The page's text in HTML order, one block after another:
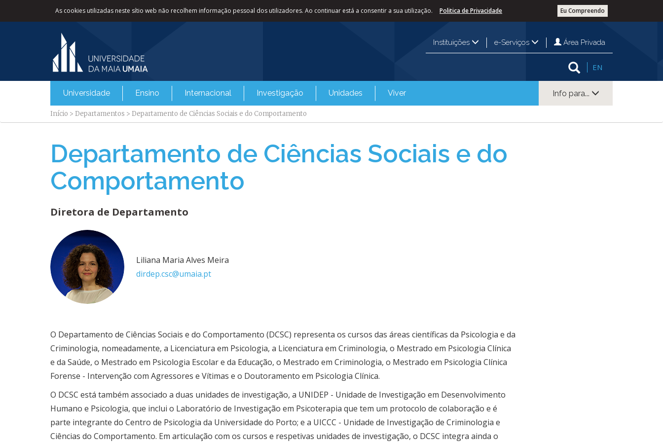
As cookies utilizadas neste sítio web não recolhem informação pessoal dos utilizadores. Ao continuar está a consentir a sua utilização. Eu Compreendo
Politica de Privacidade
Instituições e-Serviços Área Privada
EN
Universidade Ensino Internacional Investigação Unidades Viver Info para...
Início > Departamentos > Departamento de Ciências Sociais e do Comportamento
Departamento de Ciências Sociais e do
Comportamento
​​​Diretora de Departamento
Liliana Maria Alves Meira
dirdep.csc@umaia.pt
​O Departamento de Ciências Sociais e do Comportamento (DCSC) representa os cursos das áreas científicas da Psicologia e da
Criminologia, nomeadamente, a Licenciatura em Psicologia, a Licenciatura em Criminologia, o Mestrado em Psicologia Clínica
e da Saúde, o Mestrado em Psicologia Escolar e da Educação, o Mestrado em Criminologia, o Mestrado em Psicologia Clínica
Forense - Intervenção com Agressores e Vítimas e o Doutoramento em Psicologia Clínica.
O DCSC está também associado a duas unidades de investigação, a UNIDEP - Unidade de Investigação em Desenvolvimento
Humano e Psicologia, que inclui o Laboratório de Investigação em Psicoterapia que tem um protocolo de colaboração e é
parte integrante do Centro de Psicologia da Universidade do Porto; e a UICCC - Unidade de Investigação de Criminologia e
Ciências do Comportamento. Em articulação com os cursos e respetivas unidades de investigação, o DCSC integra ainda o